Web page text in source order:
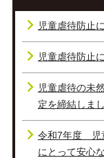
児童虐待防止
児童虐待防止
児童虐待の未
定を締結しま
令和7年度 児
にとって安心